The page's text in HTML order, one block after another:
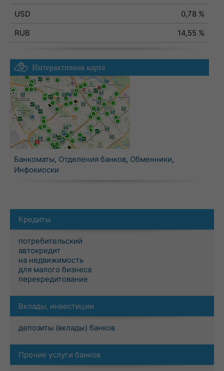
USD
0,78 %
RUB
14,55 %
Интерактивная карта
Банкоматы, Отделения банков, Обменники,
Инфокиоски
Кредиты
потребительский
автокредит
на недвижимость
для малого бизнеса
перекредитование
Вклады, инвестиции
депозиты (вклады) банков
Прочие услуги банков